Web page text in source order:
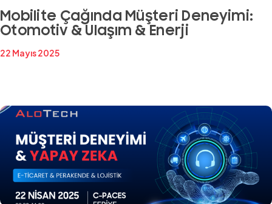
Mobilite Çağında Müşteri Deneyimi:
Otomotiv & Ulaşım & Enerji
22 Mayıs 2025